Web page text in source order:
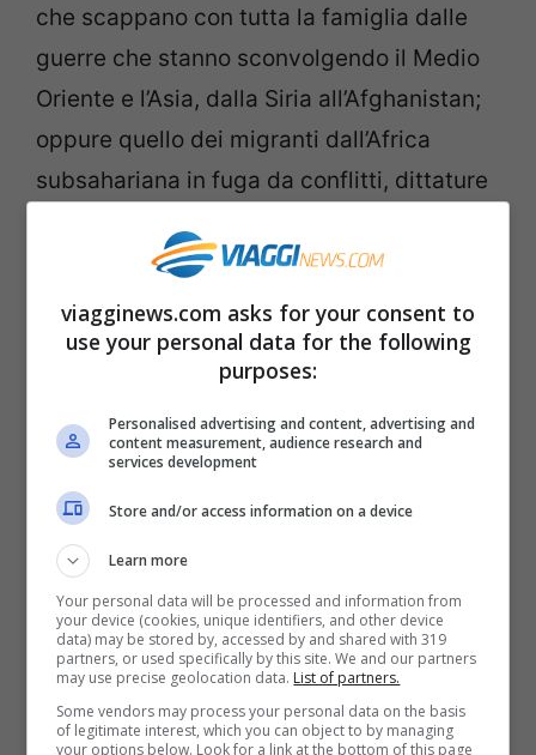
che scappano con tutta la famiglia dalle
guerre che stanno sconvolgendo il Medio
Oriente e l’Asia, dalla Siria all’Afghanistan;
oppure quello dei migranti dall’Africa
subsahariana in fuga da conflitti, dittature
dibattito, ma sul quale è importante essere
informati. Tra i libri da leggere
consigliamo: “Esodo. Storia del nuovo
millennio”, di Domenico Quirico; “Non dirmi
che hai paura”, di Giuseppe Catozzella;
“Adua”, di Igiaba Scego; “Exit West”, di
Mohsin Hamid ; “Dal libro dell’esodo”, di
Cécile Kyenge, Paolo Rumiz, R. Biagiarelli,
foto Luigi Ottani.
Tototracce Maturità 2018: gli
argomenti possibili
viagginews.com asks for your consent to
use your personal data for the following
purposes:
Personalised advertising and content, advertising and
content measurement, audience research and
services development
Store and/or access information on a device
Learn more
Your personal data will be processed and information from
your device (cookies, unique identifiers, and other device
data) may be stored by, accessed by and shared with 319
partners, or used specifically by this site. We and our partners
may use precise geolocation data. List of partners.
Some vendors may process your personal data on the basis
of legitimate interest, which you can object to by managing
your options below. Look for a link at the bottom of this page